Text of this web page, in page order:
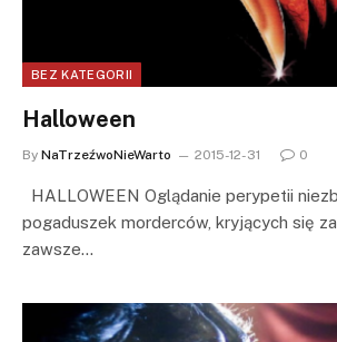
BEZ KATEGORII
Halloween
By NaTrzeźwoNieWarto 2015-12-31 0
HALLOWEEN Oglądanie perypetii
pogaduszek morderców, kryjących się
zawsze…